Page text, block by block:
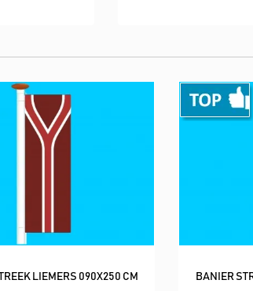
In winkelwagen
LIEMERS 090X250 CM BANIER